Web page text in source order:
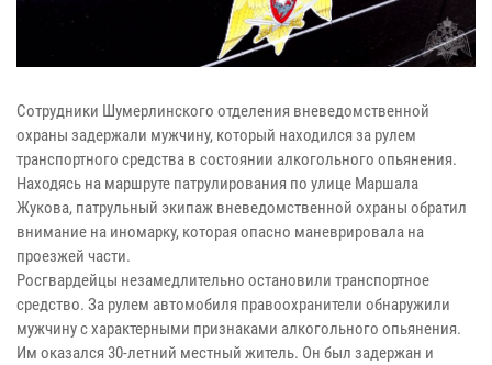
Сотрудники Шумерлинского отделения вневедомственной
охраны задержали мужчину, который находился за рулем
транспортного средства в состоянии алкогольного опьянения.
Находясь на маршруте патрулирования по улице Маршала
Жукова, патрульный экипаж вневедомственной охраны обратил
внимание на иномарку, которая опасно маневрировала на
проезжей части.
Росгвардейцы незамедлительно остановили транспортное
средство. За рулем автомобиля правоохранители обнаружили
мужчину с характерными признаками алкогольного опьянения.
Им оказался 30-летний местный житель. Он был задержан и